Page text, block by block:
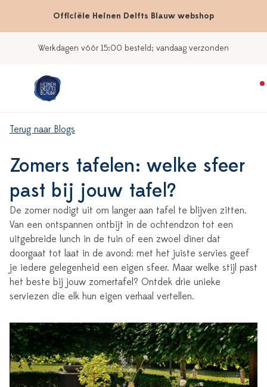
Officiële Heinen Delfts Blauw webshop
Werkdagen vóór 15:00 besteld; vandaag verzonden
Terug naar Blogs
Zomers tafelen: welke sfeer
past bij jouw tafel?
De zomer nodigt uit om langer aan tafel te blijven zitten.
Van een ontspannen ontbijt in de ochtendzon tot een
uitgebreide lunch in de tuin of een zwoel diner dat
doorgaat tot laat in de avond: met het juiste servies geef
je iedere gelegenheid een eigen sfeer. Maar welke stijl past
het beste bij jouw zomertafel? Ontdek drie unieke
serviezen die elk hun eigen verhaal vertellen.